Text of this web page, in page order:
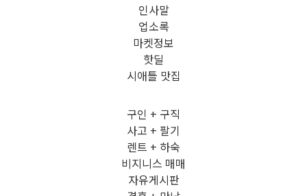
인사말
업소록
마켓정보
핫딜
시애틀 맛집
구인 + 구직
사고 + 팔기
렌트 + 하숙
비지니스 매매
자유게시판